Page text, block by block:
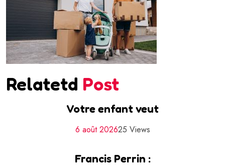
Relatetd Post
Votre enfant veut
6 août 202625 Views
Francis Perrin :